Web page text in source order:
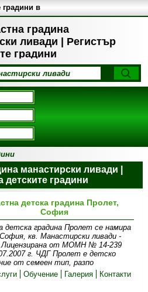
градина
ливади | Регистър
градини
градини в
манастирски ливади |
детските градини
детска градина Пролет,
София
детска градина Пролет се намира
кв. Манастирски ливади -
Лицензирана от МОМН № 14-239
г. ЧДГ Пролет е детско
от семеен тип, разпо
Обучение Галерия Контакти